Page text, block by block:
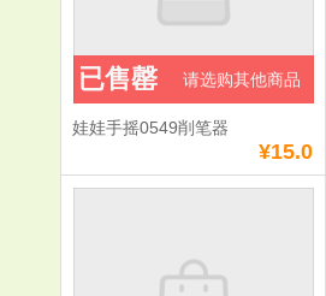
娃娃手摇0549削笔器
¥15.0
已售罄 请选购其他商品